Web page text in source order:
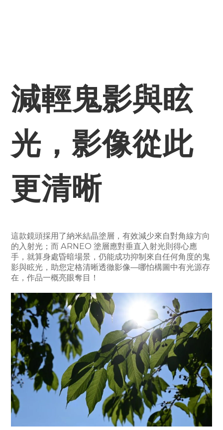
減輕鬼影與眩
光，影像從此
更清晰
這款鏡頭採用了納米結晶塗層，有效減少來自對角線方向
的入射光；而 ARNEO 塗層應對垂直入射光則得心應
手，就算身處昏暗場景，仍能成功抑制來自任何角度的鬼
影與眩光，助您定格清晰透徹影像—哪怕構圖中有光源存
在，作品一概亮眼奪目！